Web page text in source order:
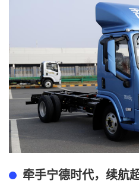
牵手宁德时代，续航